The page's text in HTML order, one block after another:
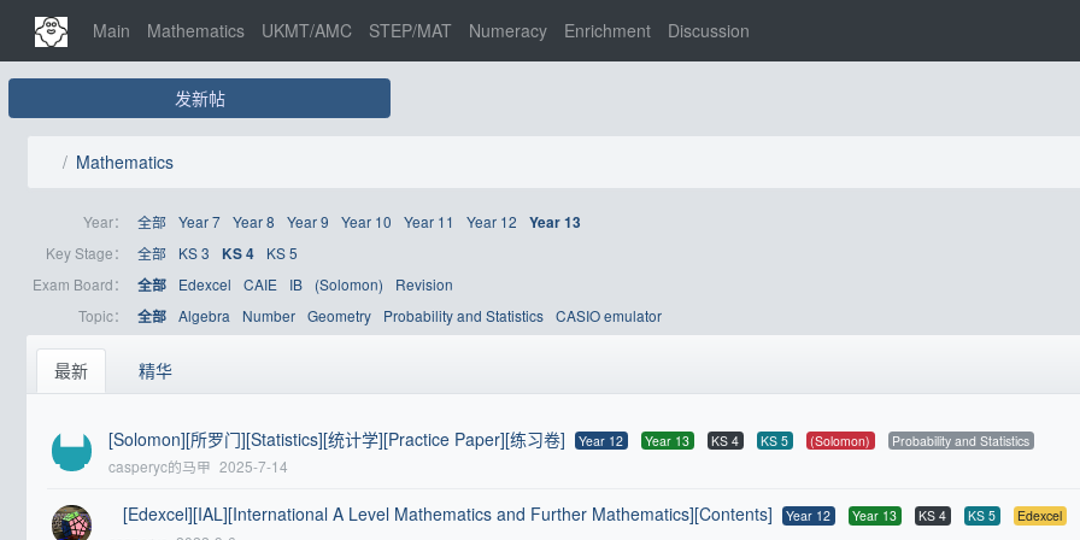
Main Mathematics UKMT/AMC STEP/MAT Numeracy Enrichment Discussion
发新帖
Mathematics
Year： 全部 Year 7 Year 8 Year 9 Year 10 Year 11 Year 12
Year 13
Key Stage：
全部 KS 3 KS 4
KS 5
Exam Board：
全部 Edexcel CAIE IB (Solomon)
Revision
Topic：
全部 Algebra Number Geometry Probability and Statistics CASIO emulator
最新 精华
[Solomon][所罗门][Statistics][统计学][Practice Paper][练习卷] Year 12 Year 13 KS 4 KS 5 (Solomon) Probability and Statistics
casperyc的马甲 2025-7-14
[Edexcel][IAL][International A Level Mathematics and Further Mathematics][Contents] Year 12 Year 13 KS 4 KS 5 Edexcel